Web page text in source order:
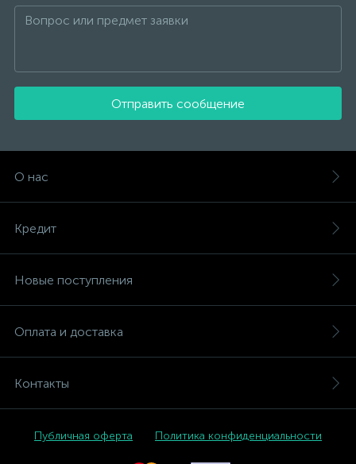
Отправить сообщение
О нас
Кредит
Новые поступления
Оплата и доставка
Контакты
Публичная оферта Политика конфиденциальности